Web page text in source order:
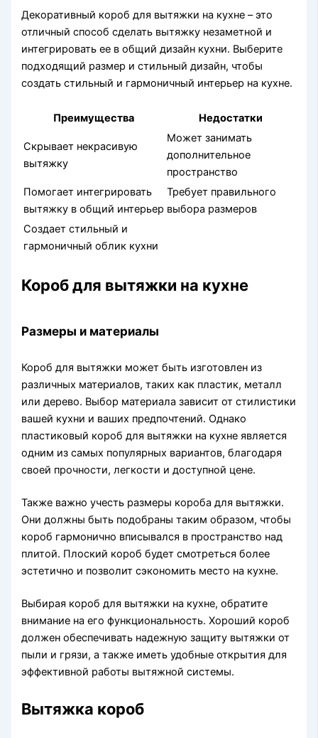
Декоративный короб для вытяжки на кухне – это
отличный способ сделать вытяжку незаметной и
интегрировать ее в общий дизайн кухни. Выберите
подходящий размер и стильный дизайн, чтобы
создать стильный и гармоничный интерьер на кухне.
Преимущества Недостатки
Скрывает некрасивую
вытяжку
Может занимать
дополнительное
пространство
Помогает интегрировать
вытяжку в общий интерьер
Требует правильного
выбора размеров
Создает стильный и
гармоничный облик кухни
Короб для вытяжки на кухне
Размеры и материалы
Короб для вытяжки может быть изготовлен из
различных материалов, таких как пластик, металл
или дерево. Выбор материала зависит от стилистики
вашей кухни и ваших предпочтений. Однако
пластиковый короб для вытяжки на кухне является
одним из самых популярных вариантов, благодаря
своей прочности, легкости и доступной цене.
Также важно учесть размеры короба для вытяжки.
Они должны быть подобраны таким образом, чтобы
короб гармонично вписывался в пространство над
плитой. Плоский короб будет смотреться более
эстетично и позволит сэкономить место на кухне.
Выбирая короб для вытяжки на кухне, обратите
внимание на его функциональность. Хороший короб
должен обеспечивать надежную защиту вытяжки от
пыли и грязи, а также иметь удобные открытия для
эффективной работы вытяжной системы.
Вытяжка короб